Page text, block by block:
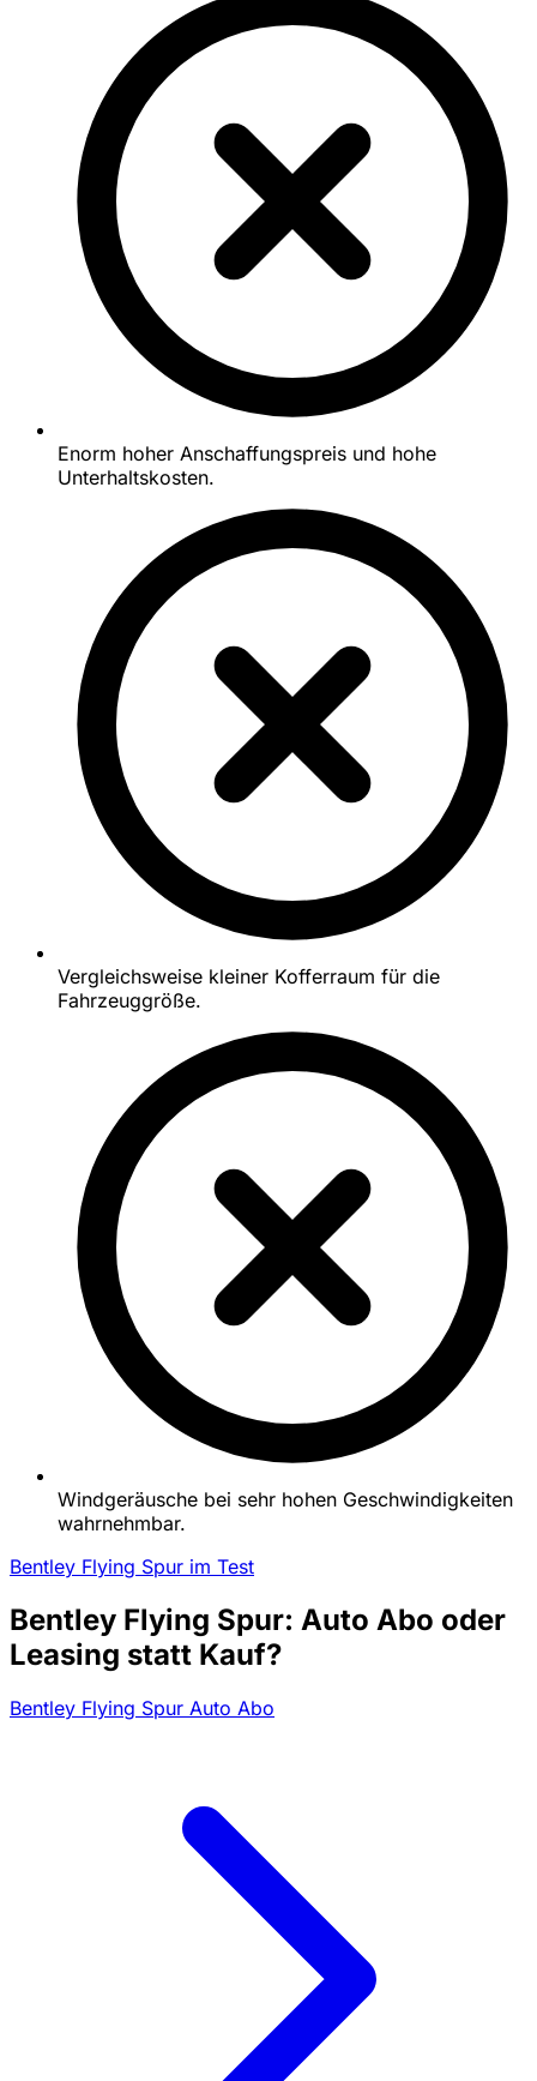
Enorm hoher Anschaffungspreis und hohe
Unterhaltskosten.
Vergleichsweise kleiner Kofferraum für die
Fahrzeuggröße.
Windgeräusche bei sehr hohen Geschwindigkeiten
wahrnehmbar.
Bentley Flying Spur im Test
Bentley Flying Spur: Auto Abo oder
Leasing statt Kauf?
Bentley Flying Spur Auto Abo